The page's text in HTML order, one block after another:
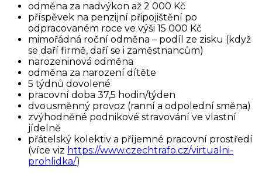
odměna za nadvýkon až 2 000 Kč
příspěvek na penzijní připojištění po
odpracovaném roce ve výši 15 000 Kč
mimořádná roční odměna – podíl ze zisku (když
se daří firmě, daří se i zaměstnancům)
narozeninová odměna
odměna za narození dítěte
5 týdnů dovolené
pracovní doba 37,5 hodin/týden
dvousměnný provoz (ranní a odpolední směna)
zvýhodněné podnikové stravování ve vlastní
jídelně
přátelský kolektiv a příjemné pracovní prostředí
(více viz https://www.czechtrafo.cz/virtualni-
prohlidka/)